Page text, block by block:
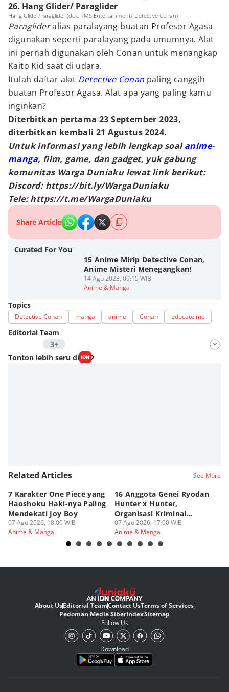
26. Hang Glider/ Paraglider
Hang Glider/Paraglider (dok. TMS Entertainment/ Detective Conan)
Paraglideralias paralayang buatan Profesor Agasa
digunakan seperti paralayang pada umumnya. Alat
ini pernah digunakan oleh Conan untuk menangkap
Kaito Kid saat di udara.
Itulah daftar alat Detective Conan paling canggih
buatan Profesor Agasa. Alat apa yang paling kamu
inginkan?
Diterbitkan pertama 23 September 2023,
diterbitkan kembali 21 Agustus 2024.
Untuk informasi yang lebih lengkap soalanime-
manga, film, game, dan gadget, yuk gabung
komunitas Warga Duniaku lewat link berikut:
Discord: https://bit.ly/WargaDuniaku
Tele: https://t.me/WargaDuniaku
Share Article
Curated For You
15 Anime Mirip Detective Conan,
Anime Misteri Menegangkan!
14 Agu 2023, 09:15 WIB
Anime & Manga
Topics
Detective Conan manga anime Conan educate me
Editorial Team
3+
Editor
Tonton lebih seru di
Related Articles See More
7 Karakter One Piece yang
Haoshoku Haki-nya Paling
Mendekati Joy Boy
07 Agu 2026, 18:00 WIB
Anime & Manga
16 Anggota Genei Ryodan
Hunter x Hunter,
Organisasi Kriminal
Berbahaya
07 Agu 2026, 17:00 WIB
Anime & Manga
About UsEditorial TeamContact UsTerms of Services
Pedoman Media SiberIndexSitemap
Follow Us
Download